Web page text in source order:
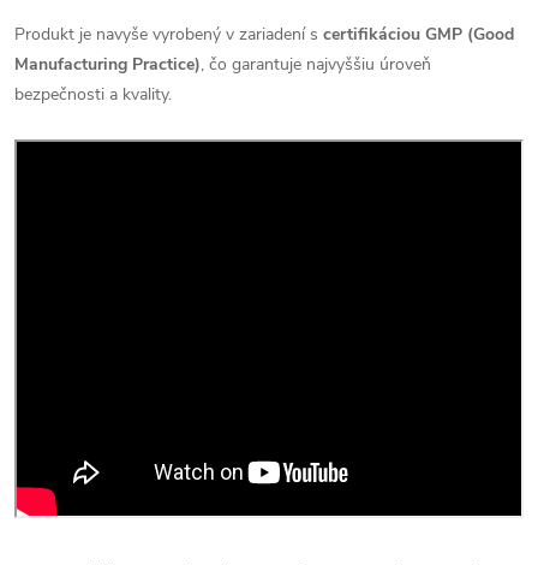
Produkt je navyše vyrobený v zariadení s certifikáciou GMP (Good
Manufacturing Practice), čo garantuje najvyššiu úroveň
bezpečnosti a kvality.